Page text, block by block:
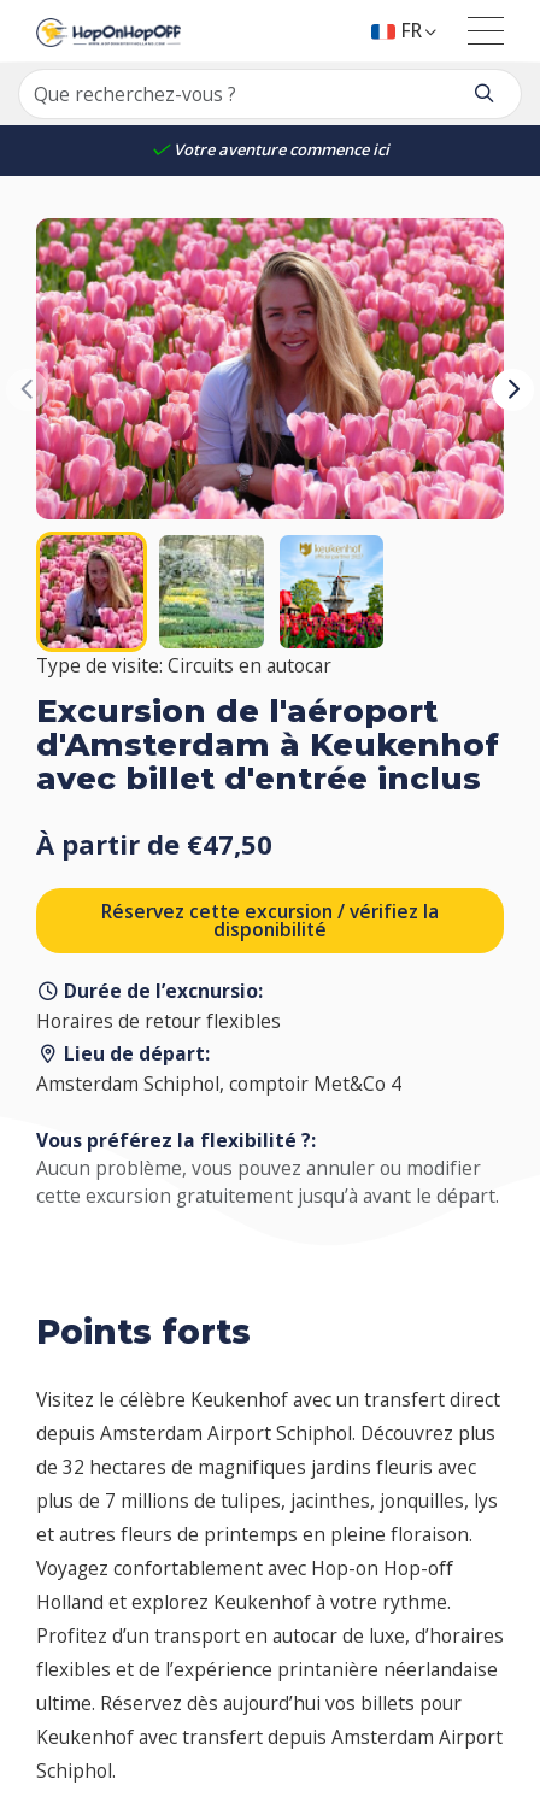
Votre aventure commence ici
FR
Type de visite: Circuits en autocar
Excursion de l'aéroport
d'Amsterdam à Keukenhof
avec billet d'entrée inclus
À partir de €47,50
Réservez cette excursion / vérifiez la
disponibilité
Durée de l’excnursio:
Horaires de retour flexibles
Lieu de départ:
Amsterdam Schiphol, comptoir Met&Co 4
Vous préférez la flexibilité ?:
Aucun problème, vous pouvez annuler ou modifier
cette excursion gratuitement jusqu’à avant le départ.
Points forts
Visitez le célèbre Keukenhof avec un transfert direct
depuis Amsterdam Airport Schiphol. Découvrez plus
de 32 hectares de magnifiques jardins fleuris avec
plus de 7 millions de tulipes, jacinthes, jonquilles, lys
et autres fleurs de printemps en pleine floraison.
Voyagez confortablement avec Hop-on Hop-off
Holland et explorez Keukenhof à votre rythme.
Profitez d’un transport en autocar de luxe, d’horaires
flexibles et de l’expérience printanière néerlandaise
ultime. Réservez dès aujourd’hui vos billets pour
Keukenhof avec transfert depuis Amsterdam Airport
Schiphol.